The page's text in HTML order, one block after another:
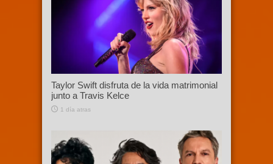
Taylor Swift disfruta de la vida matrimonial
junto a Travis Kelce
1 día atras